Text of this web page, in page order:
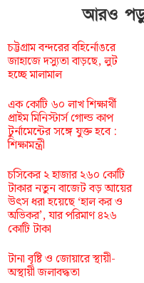
আরও
চট্টগ্রাম বন্দরের বহির্নোঙরে
জাহাজে দস্যুতা বাড়ছে, লুট
হচ্ছে মালামাল
এক কোটি ৬০ লাখ শিক্ষার্থী
প্রাইম মিনিস্টার্স গোল্ড কাপ
টুর্নামেন্টের সঙ্গে যুক্ত হবে :
শিক্ষামন্ত্রী
চসিকের ২ হাজার ২৬০ কোটি
টাকার নতুন বাজেট বড় আয়ের
উৎস ধরা হয়েছে ‘হাল কর ও
অভিকর’, যার পরিমাণ ৪২৬
কোটি টাকা
টানা বৃষ্টি ও জোয়ারে স্থায়ী-
অস্থায়ী জলাবদ্ধতা